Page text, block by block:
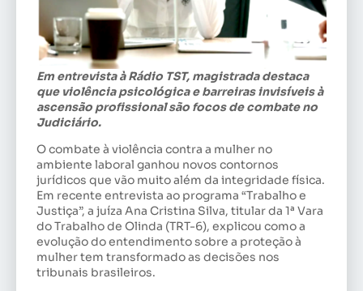
Em entrevista à Rádio TST, magistrada destaca
que violência psicológica e barreiras invisíveis à
ascensão profissional são focos de combate no
Judiciário.
O combate à violência contra a mulher no
ambiente laboral ganhou novos contornos
jurídicos que vão muito além da integridade física.
Em recente entrevista ao programa “Trabalho e
Justiça”, a juíza Ana Cristina Silva, titular da 1ª Vara
do Trabalho de Olinda (TRT-6), explicou como a
evolução do entendimento sobre a proteção à
mulher tem transformado as decisões nos
tribunais brasileiros.